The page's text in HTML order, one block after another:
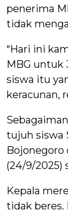
penerima
tidak
“Hari ini
MBG untuk
siswa itu
keracunan,
tujuh siswa
Bojonegoro
(24/9/2025)
Kepala
tidak beres.